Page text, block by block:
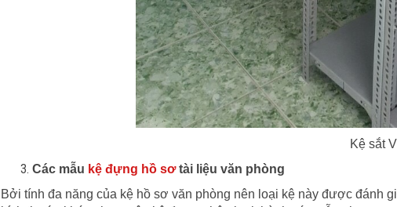
Kệ sắt
Các mẫu kệ đựng hồ sơtài liệu văn phòng
Bởi tính đa năng của kệ hồ sơ văn phòng nên loại kệ này được đánh